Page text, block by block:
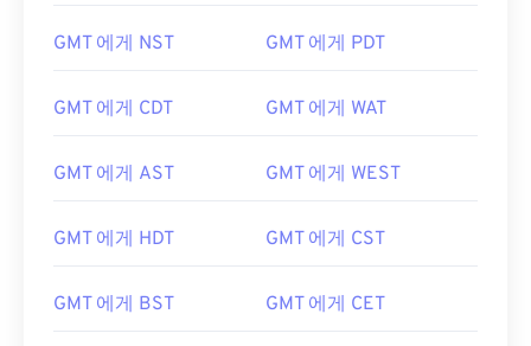
GMT 에게 NST GMT 에게 PDT
GMT 에게 CDT GMT 에게 WAT
GMT 에게 AST GMT 에게 WEST
GMT 에게 HDT GMT 에게 CST
GMT 에게 BST GMT 에게 CET